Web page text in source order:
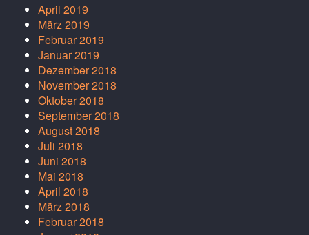
April 2019
März 2019
Februar 2019
Januar 2019
Dezember 2018
November 2018
Oktober 2018
September 2018
August 2018
Juli 2018
Juni 2018
Mai 2018
April 2018
März 2018
Februar 2018